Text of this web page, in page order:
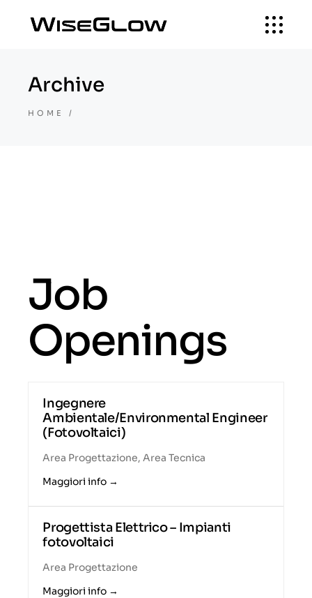
Archive
HOME
Job
Openings
Ingegnere
Ambientale/Environmental Engineer
(Fotovoltaici)
Area Progettazione Area Tecnica
Maggiori info
Progettista Elettrico – Impianti
fotovoltaici
Area Progettazione
Maggiori info